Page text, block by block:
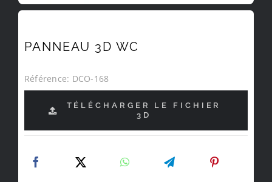
PANNEAU 3D WC
Référence: DCO-168
TÉLÉCHARGER LE FICHIER
3D